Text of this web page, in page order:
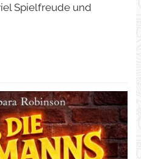
Spielfreude und